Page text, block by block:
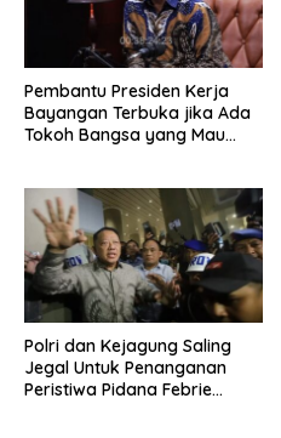
Pembantu Presiden Kerja
Bayangan Terbuka jika Ada
Tokoh Bangsa yang Mau
Polri dan Kejagung Saling
Jegal Untuk Penanganan
Peristiwa Pidana Febrie